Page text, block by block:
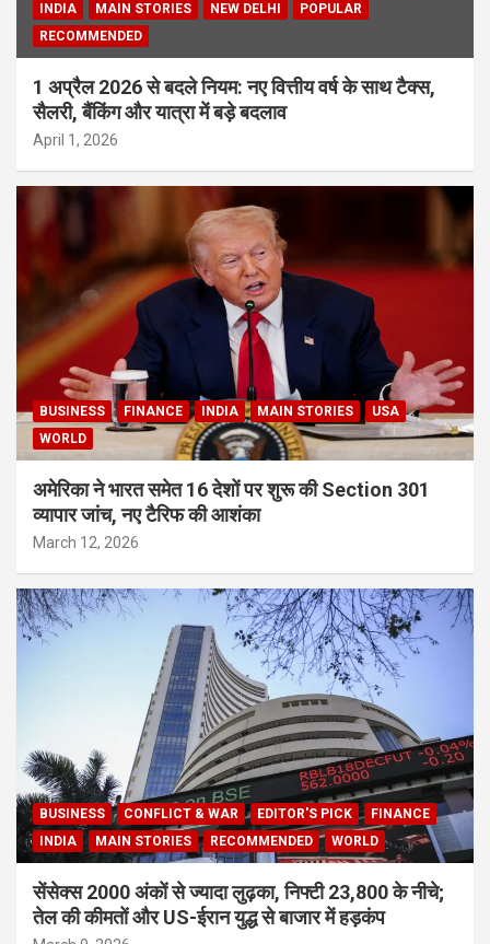
INDIA
MAIN STORIES NEW DELHI
POPULAR
RECOMMENDED
1 अप्रैल 2026 से बदले नियम: नए वित्तीय वर्ष के साथ टैक्स,
सैलरी, बैंकिंग और यात्रा में बड़े बदलाव
April 1, 2026
BUSINESS FINANCE INDIA MAIN STORIES
USA
WORLD
अमेरिका ने भारत समेत 16 देशों पर शुरू की Section 301
व्यापार जांच, नए टैरिफ की आशंका
March 12, 2026
BUSINESS CONFLICT & WAR EDITOR'S PICK
FINANCE
INDIA
MAIN STORIES RECOMMENDED WORLD
सेंसेक्स 2000 अंकों से ज्यादा लुढ़का, निफ्टी 23,800 के नीचे;
तेल की कीमतों और US-ईरान युद्ध से बाजार में हड़कंप